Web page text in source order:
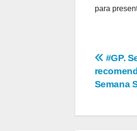
para
de
#GP.
Semana